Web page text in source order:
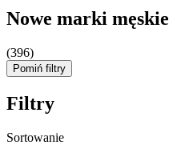
Nowe marki męskie
(396)
Pomiń filtry
Filtry
Sortowanie